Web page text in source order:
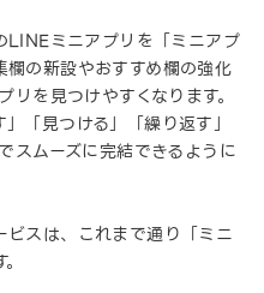
LINEミニアプリを「ミニアプ
欄の新設やおすすめ欄の強化
を見つけやすくなります。
「見つける」「繰り返す」
スムーズに完結できるように
スは、これまで通り「ミニ